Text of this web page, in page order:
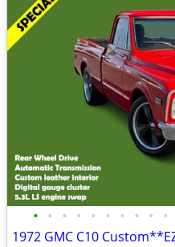
• • • • • • • • • •
1972 GMC C10